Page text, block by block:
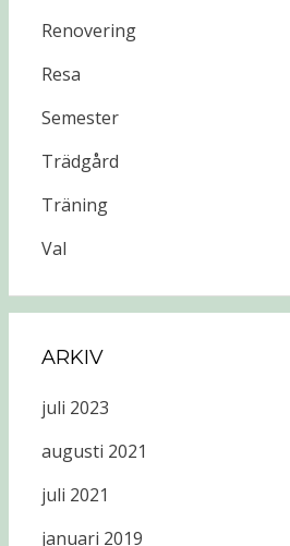
Renovering
Resa
Semester
Trädgård
Träning
Val
ARKIV
juli 2023
augusti 2021
juli 2021
januari 2019